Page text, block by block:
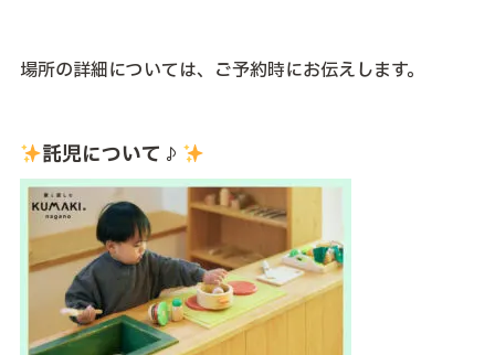
場所の詳細については、ご予約時にお伝えします。
託児について♪